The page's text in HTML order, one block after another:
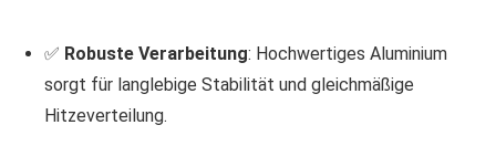
✅ Robuste Verarbeitung: Hochwertiges Aluminium
sorgt für langlebige Stabilität und gleichmäßige
Hitzeverteilung.